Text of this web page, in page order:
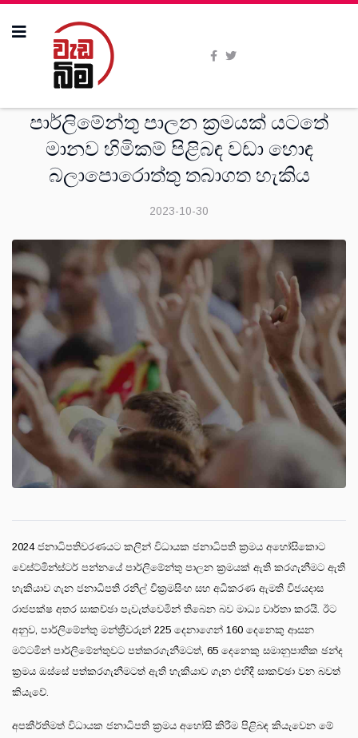
පාර්ලිමේන්තු පාලන ක්‍රමයක් යටතේ
මානව හිමිකම් පිළිබඳ වඩා හොඳ
බලාපොරොත්තු තබාගත හැකිය
2023-10-30
2024 ජනාධිපතිවරණයට කලින් විධායක ජනාධිපති ක්‍රමය අහෝසිකොට
වෙස්ට්මින්ස්ටර් පන්නයේ පාර්ලිමේන්තු පාලන ක්‍රමයක් ඇති කරගැනීමට ඇති
හැකියාව ගැන ජනාධිපති රනිල් වික්‍රමසිංහ සහ අධිකරණ ඇමති විජයදාස
රාජපක්ෂ අතර සාකච්ඡා පැවැත්වෙමින් තිබෙන බව මාධ්‍ය වාර්තා කරයි. ඊට
අනුව, පාර්ලිමේන්තු මන්ත්‍රීවරුන් 225 දෙනාගෙන් 160 දෙනෙකු ආසන
මට්ටමින් පාර්ලිමේන්තුවට පත්කරගැනීමටත්, 65 දෙනෙකු සමානුපාතික ඡන්ද
ක්‍රමය ඔස්සේ පත්කරගැනීමටත් ඇති හැකියාව ගැන එහිදී සාකච්ඡා වන බවත්
කියැවේ.
අපකීර්තිමත් විධායක ජනාධිපති ක්‍රමය අහෝසි කිරීම පිළිබඳ කියැවෙන මේ